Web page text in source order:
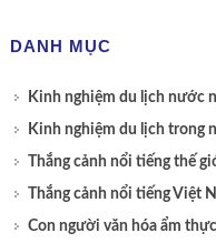
DANH MỤC
Kinh nghiệm du lịch nước
Kinh nghiệm du lịch trong
Thắng cảnh nổi tiếng thế
Thắng cảnh nổi tiếng Việt
Con người văn hóa ẩm